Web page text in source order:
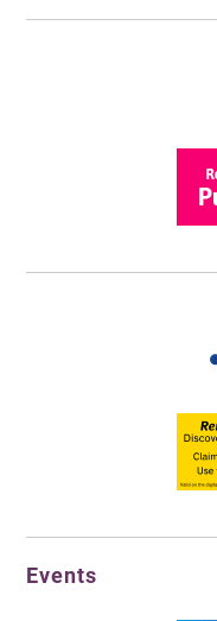
Events